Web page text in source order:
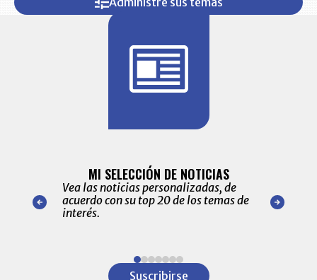
nuestro
para
MI SELECCIÓN DE NOTICIAS
Vea las noticias personalizadas, de
acuerdo con su top 20 de los temas de
interés.
de las
Suscribirse